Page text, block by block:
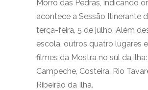
Morro das Pedras, indicando
acontece a Sessão Itinerante
terça-feira, 5 de julho. Além
escola, outros quatro lugares
filmes da Mostra no sul da ilha:
Campeche, Costeira, Rio
Ribeirão da Ilha.